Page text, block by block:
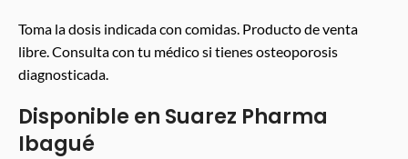
Toma la dosis indicada con comidas. Producto de venta
libre. Consulta con tu médico si tienes osteoporosis
diagnosticada.
Disponible en Suarez Pharma
Ibagué